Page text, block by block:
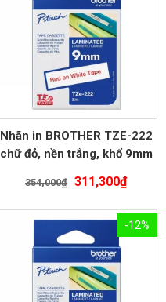
Nhãn in BROTHER TZE-222
chữ đỏ, nền trắng, khổ 9mm
354,000₫ Giá
là:
354,000₫.
311,300₫Giá
tại
là:
-12%